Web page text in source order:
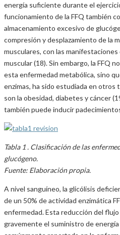
energía suficiente durante el
funcionamiento de la FFQ también
almacenamiento excesivo de
compresión y desplazamiento de la
musculares, con las
muscular (18). Sin embargo, la FFQ
esta enfermedad metabólica, sino
enzimas, ha sido estudiada en otros
son la obesidad, diabetes y cáncer
también puede inducir
Tabla 1 . Clasificación de las
glucógeno.
Fuente: Elaboración propia.
A nivel sanguíneo, la glicólisis
de un 50% de actividad enzimática
enfermedad. Esta reducción del
gravemente el suministro de